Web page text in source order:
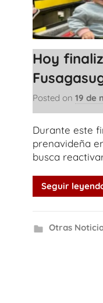
Hoy
Posted on 19 de
Durante este
prenavideña
busca
Seguir
Otras